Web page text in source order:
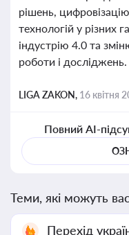
рішень,
технологій у різних
індустрію 4.0 та
роботи і досліджень.
LIGA ZAKON, 16 квітня
Повний AI-
Теми, які можуть
Перехід